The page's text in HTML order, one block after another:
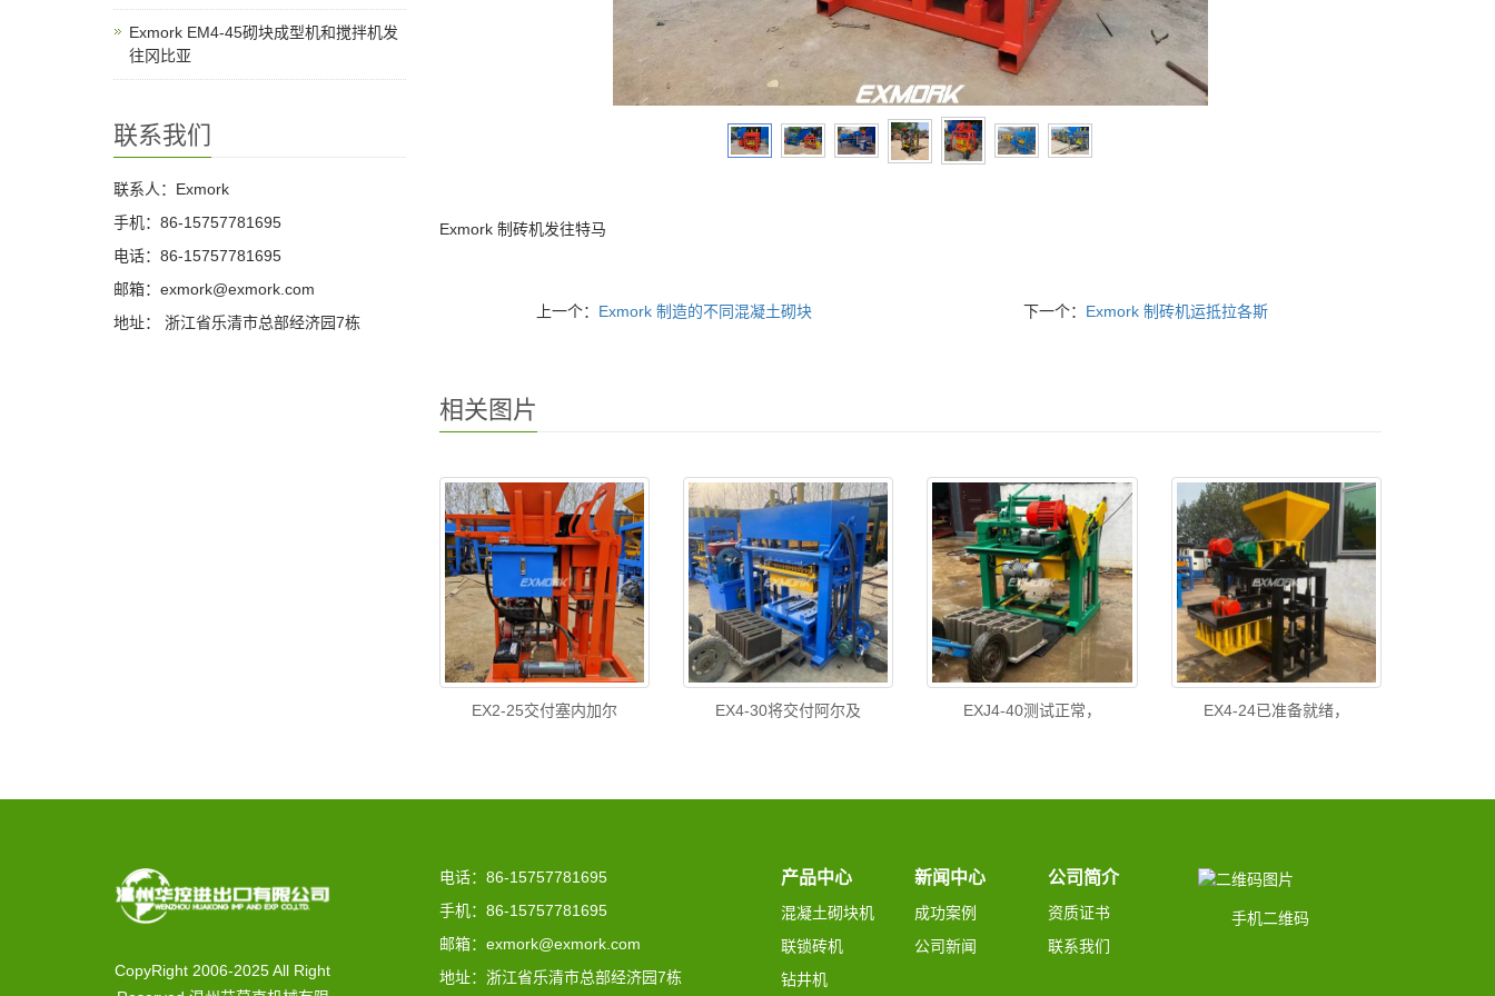
Exmork 制砖机发往特马
上一个： Exmork 制造的不同混凝土砌块 下一个： Exmork 制砖机运抵拉各斯
相关图片
EX2-25交付塞内加尔 EX4-30将交付阿尔及 EXJ4-40测试正常， EX4-24已准备就绪，
Exmork EM4-45砌块成型机和搅拌机发
往冈比亚
联系我们
联系人：Exmork
手机：86-15757781695
电话：86-15757781695
邮箱：exmork@exmork.com
地址： 浙江省乐清市总部经济园7栋
CopyRight 2006-2025 All Right
电话：86-15757781695
手机：86-15757781695
邮箱：exmork@exmork.com
地址：浙江省乐清市总部经济园7栋
产品中心
混凝土砌块机
联锁砖机
钻井机
新闻中心
成功案例
公司新闻
公司简介
资质证书
联系我们
手机二维码